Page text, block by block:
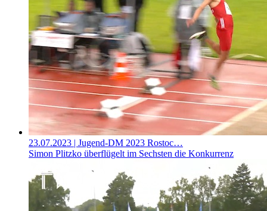
23.07.2023 | Jugend-DM 2023 Rostoc…
Simon Plitzko überflügelt im Sechsten die Konkurrenz